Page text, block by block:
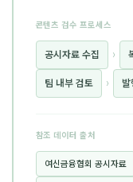
콘텐츠 검수 프로세스
공시자료 수집 ›
팀 내부 검토 › 발
참조 데이터 출처
여신금융협회 공시자료